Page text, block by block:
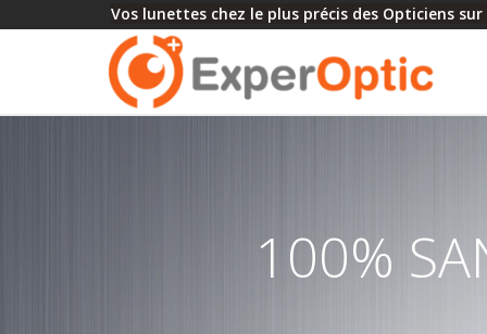
Vos lunettes chez le plus précis des Opticiens
100%